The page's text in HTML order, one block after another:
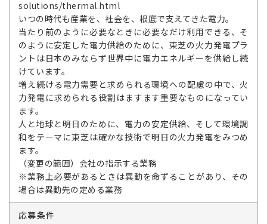
solutions/thermal.html
いつの時代も産業を、社会を、根底で支えてきた電力。
当たり前のように必要なときに必要なだけ利用できる、そ
のように安定した電力供給のために、東芝の火力発電プラ
ントは日本のみならず世界中に電力エネルギーを供給し続
けています。
増え続ける電力需要と求められる環境への配慮の中で、火
力発電に求められる役割はますます重要なものになってい
ます。
人と地球と明日のために、電力の安定供給、そして環境調
和をテーマに東芝は確かな技術で明日の火力発電をみつめ
ます。
（変更の範囲）会社の指示する業務
※業務上必要があるときは異動を命ずることがあり、その
場合は異動先の定める業務
応募条件